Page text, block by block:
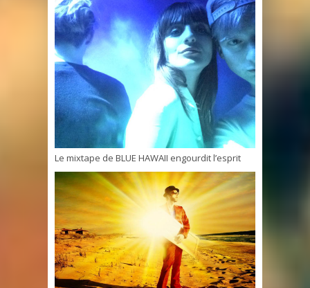
Le mixtape de BLUE HAWAII engourdit l’esprit